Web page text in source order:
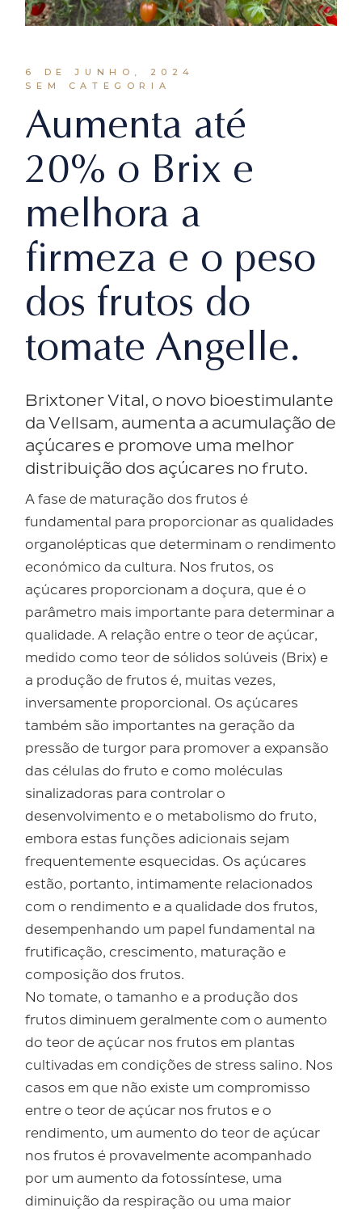
6 DE JUNHO, 2024
SEM CATEGORIA
Aumenta até
20% o Brix e
melhora a
firmeza e o peso
dos frutos do
tomate Angelle.
Brixtoner Vital, o novo bioestimulante
da Vellsam, aumenta a acumulação de
açúcares e promove uma melhor
distribuição dos açúcares no fruto.
A fase de maturação dos frutos é
fundamental para proporcionar as qualidades
organolépticas que determinam o rendimento
económico da cultura. Nos frutos, os
açúcares proporcionam a doçura, que é o
parâmetro mais importante para determinar a
qualidade. A relação entre o teor de açúcar,
medido como teor de sólidos solúveis (Brix) e
a produção de frutos é, muitas vezes,
inversamente proporcional. Os açúcares
também são importantes na geração da
pressão de turgor para promover a expansão
das células do fruto e como moléculas
sinalizadoras para controlar o
desenvolvimento e o metabolismo do fruto,
embora estas funções adicionais sejam
frequentemente esquecidas. Os açúcares
estão, portanto, intimamente relacionados
com o rendimento e a qualidade dos frutos,
desempenhando um papel fundamental na
frutificação, crescimento, maturação e
composição dos frutos.
No tomate, o tamanho e a produção dos
frutos diminuem geralmente com o aumento
do teor de açúcar nos frutos em plantas
cultivadas em condições de stress salino. Nos
casos em que não existe um compromisso
entre o teor de açúcar nos frutos e o
rendimento, um aumento do teor de açúcar
nos frutos é provavelmente acompanhado
por um aumento da fotossíntese, uma
diminuição da respiração ou uma maior